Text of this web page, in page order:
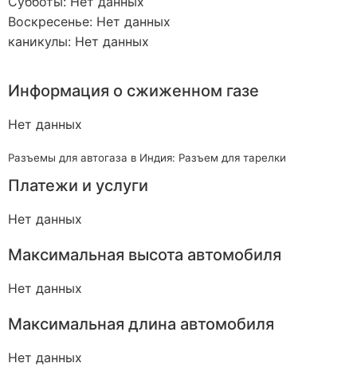
Воскресенье: Нет данных
каникулы: Нет данных
Информация о сжиженном газе
Нет данных
Разъемы для автогаза в Индия: Разъем для тарелки
Платежи и услуги
Нет данных
Максимальная высота автомобиля
Нет данных
Максимальная длина автомобиля
Нет данных